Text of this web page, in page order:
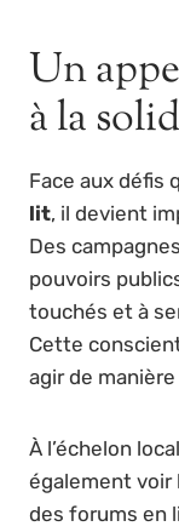
Un
à la
Face aux défis
lit, il devient
Des
pouvoirs
touchés et à
Cette
agir de
À l’échelon
également voir
des forums en